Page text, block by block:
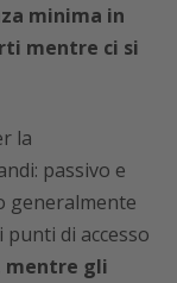
minima in
mentre ci si
la
passivo e
generalmente
di accesso
mentre gli